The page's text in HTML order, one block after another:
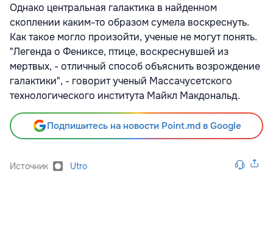
Однако центральная галактика в найденном
скоплении каким-то образом сумела воскреснуть.
Как такое могло произойти, ученые не могут понять.
"Легенда о Фениксе, птице, воскреснувшей из
мертвых, - отличный способ объяснить возрождение
галактики", - говорит ученый Массачусетского
технологического института Майкл Макдональд.
Подпишитесь на новости Point.md в Google
Источник Utro